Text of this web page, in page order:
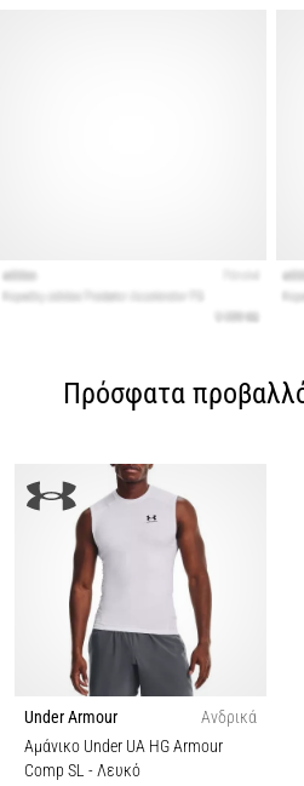
Πρόσφατα
Under Armour
Ανδρικά
Αμάνικο Under UA HG Armour
Comp SL - Λευκό